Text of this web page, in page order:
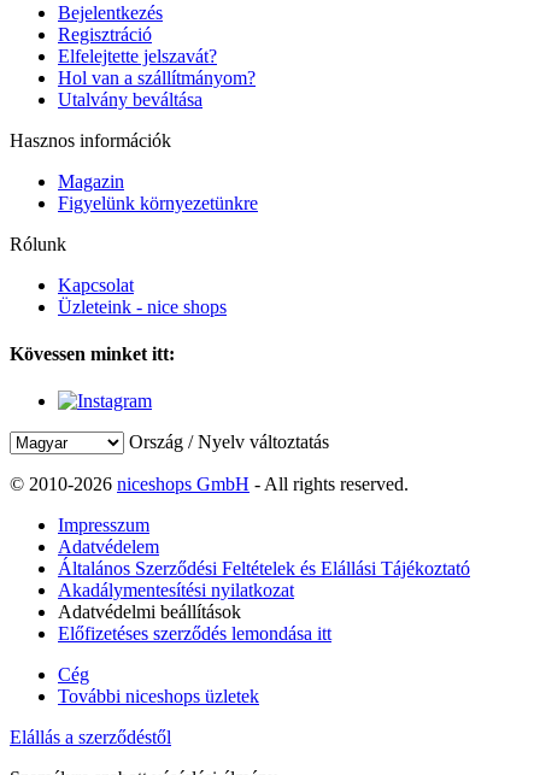
Bejelentkezés
Regisztráció
Elfelejtette jelszavát?
Hol van a szállítmányom?
Utalvány beváltása
Hasznos információk
Magazin
Figyelünk környezetünkre
Rólunk
Kapcsolat
Üzleteink - nice shops
Kövessen minket itt:
Ország / Nyelv változtatás
© 2010-2026 niceshops GmbH - All rights reserved.
Impresszum
Adatvédelem
Általános Szerződési Feltételek és Elállási Tájékoztató
Akadálymentesítési nyilatkozat
Adatvédelmi beállítások
Előfizetéses szerződés lemondása itt
Cég
További niceshops üzletek
Elállás a szerződéstől